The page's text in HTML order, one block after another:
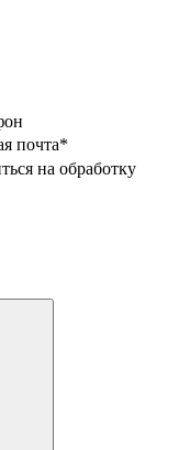
почта*
на обработку